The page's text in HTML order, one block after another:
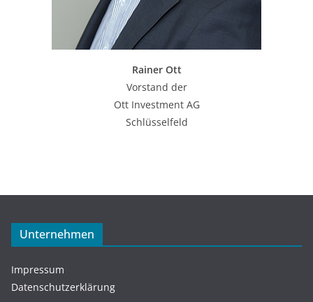
Rainer Ott
Vorstand der
Ott Investment AG
Schlüsselfeld
Unternehmen
Impressum
Datenschutzerklärung